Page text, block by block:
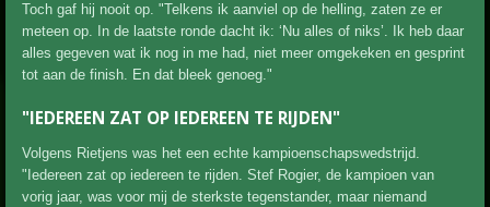
Toch gaf hij nooit op. "Telkens ik aanviel op de helling, zaten ze er
meteen op. In de laatste ronde dacht ik: ‘Nu alles of niks’. Ik heb daar
alles gegeven wat ik nog in me had, niet meer omgekeken en gesprint
tot aan de finish. En dat bleek genoeg."
"IEDEREEN ZAT OP IEDEREEN TE RIJDEN"
Volgens Rietjens was het een echte kampioenschapswedstrijd.
"Iedereen zat op iedereen te rijden. Stef Rogier, de kampioen van
vorig jaar, was voor mij de sterkste tegenstander, maar niemand